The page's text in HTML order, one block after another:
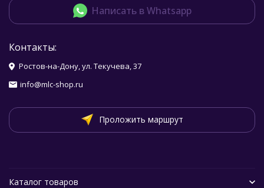
Написать в Whatsapp
Контакты:
Ростов-на-Дону, ул. Текучева, 37
info@mlc-shop.ru
Проложить маршрут
Каталог товаров